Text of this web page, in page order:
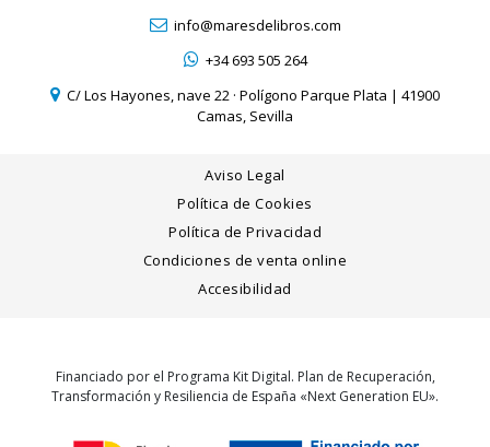
info@maresdelibros.com
+34 693 505 264
C/ Los Hayones, nave 22 · Polígono Parque Plata | 41900
Camas, Sevilla
Aviso Legal
Política de Cookies
Política de Privacidad
Condiciones de venta online
Accesibilidad
Financiado por el Programa Kit Digital. Plan de Recuperación,
Transformación y Resiliencia de España «Next Generation EU».